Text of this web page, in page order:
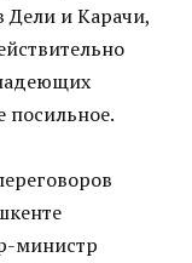
Дели и Карачи,
посильное.
министр